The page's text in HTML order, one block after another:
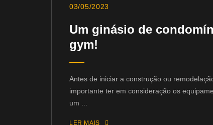
03/05/2023
Um ginásio de
gym!
Antes de iniciar a construção ou
importante ter em consideração os
um ...
LER MAIS